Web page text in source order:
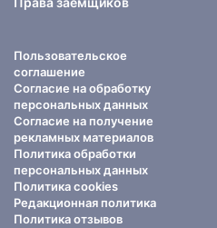
Пользовательское
соглашение
Согласие на обработку
персональных данных
Согласие на получение
рекламных материалов
Политика обработки
персональных данных
Политика cookies
Редакционная политика
Политика отзывов